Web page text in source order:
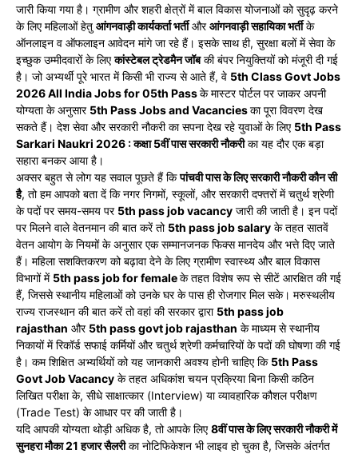
जारी किया गया है। ग्रामीण और शहरी क्षेत्रों में बाल विकास योजनाओं को सुदृढ़ करने
के लिए महिलाओं हेतु आंगनवाड़ी कार्यकर्ता भर्तीऔरआंगनवाड़ी सहायिका भर्तीके
ऑनलाइन व ऑफलाइन आवेदन मांगे जा रहे हैं। इसके साथ ही, सुरक्षा बलों में सेवा के
इच्छुक उम्मीदवारों के लिएकांस्टेबल ट्रेडमैन जॉबकी बंपर नियुक्तियों को मंजूरी दी गई
है। जो अभ्यर्थी पूरे भारत में किसी भी राज्य से आते हैं, वे 5th Class Govt Jobs
2026 All India Jobs for 05th Passके मास्टर पोर्टल पर जाकर अपनी
योग्यता के अनुसार 5th Pass Jobs and Vacanciesका पूरा विवरण देख
सकते हैं। देश सेवा और सरकारी नौकरी का सपना देख रहे युवाओं के लिए 5th Pass
Sarkari Naukri 2026 : कक्षा 5वीं पास सरकारी नौकरीका यह दौर एक बड़ा
सहारा बनकर आया है।
अक्सर बहुत से लोग यह सवाल पूछते हैं किपांचवी पास के लिए सरकारी नौकरी कौन सी
है, तो हम आपको बता दें कि नगर निगमों, स्कूलों, और सरकारी दफ्तरों में चतुर्थ श्रेणी
के पदों पर समय-समय पर 5th pass job vacancy जारी की जाती है। इन पदों
पर मिलने वाले वेतनमान की बात करें तो 5th pass job salary के तहत सातवें
वेतन आयोग के नियमों के अनुसार एक सम्मानजनक फिक्स मानदेय और भत्ते दिए जाते
हैं। महिला सशक्तिकरण को बढ़ावा देने के लिए ग्रामीण स्वास्थ्य और बाल विकास
विभागों में 5th pass job for femaleके तहत विशेष रूप से सीटें आरक्षित की गई
हैं, जिससे स्थानीय महिलाओं को उनके घर के पास ही रोजगार मिल सके। मरुस्थलीय
राज्य राजस्थान की बात करें तो वहां की सरकार द्वारा 5th pass job
rajasthan और 5th pass govt job rajasthan के माध्यम से स्थानीय
निकायों में रिकॉर्ड सफाई कर्मियों और चतुर्थ श्रेणी कर्मचारियों के पदों की घोषणा की गई
है। कम शिक्षित अभ्यर्थियों को यह जानकारी अवश्य होनी चाहिए कि 5th Pass
Govt Job Vacancy के तहत अधिकांश चयन प्रक्रिया बिना किसी कठिन
लिखित परीक्षा के, सीधे साक्षात्कार (Interview) या व्यावहारिक कौशल परीक्षण
(Trade Test) के आधार पर की जाती है।
यदि आपकी योग्यता थोड़ी अधिक है, तो आपके लिए8वीं पास के लिए सरकारी नौकरी में
सुनहरा मौका 21 हजार सैलरीका नोटिफिकेशन भी लाइव हो चुका है, जिसके अंतर्गत